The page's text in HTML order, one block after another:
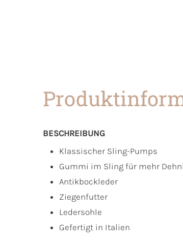
BESCHREIBUNG
Klassischer Sling-Pumps
Gummi im Sling für mehr
Antikbockleder
Ziegenfutter
Ledersohle
Gefertigt in Italien